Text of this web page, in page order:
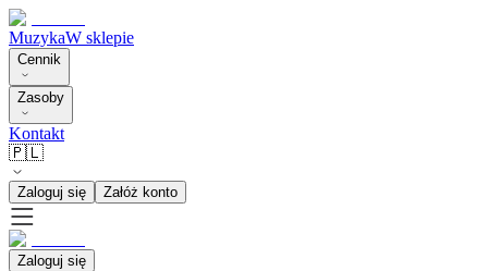
MuzykaW sklepie
Cennik
Zasoby
Kontakt
🇵🇱
Zaloguj się Załóż konto
Zaloguj się